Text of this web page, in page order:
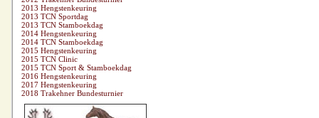
2013 Hengstenkeuring
2013 TCN Sportdag
2013 TCN Stamboekdag
2014 Hengstenkeuring
2014 TCN Stamboekdag
2015 Hengstenkeuring
2015 TCN Clinic
2015 TCN Sport & Stamboekdag
2016 Hengstenkeuring
2017 Hengstenkeuring
2018 Trakehner Bundesturnier